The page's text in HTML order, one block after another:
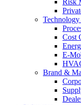
Risk
Technology
Cost
E-
Brand &